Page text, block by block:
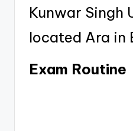
Kunwar Singh
located Ara in
Exam Routine